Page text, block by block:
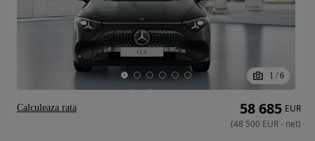
1 / 6
58 685 EUR
(48 500 EUR- net)
Calculeaza rata